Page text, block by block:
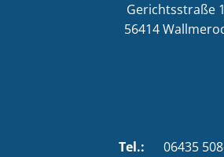
Gerichtsstraße 1
56414
Tel.:
06435